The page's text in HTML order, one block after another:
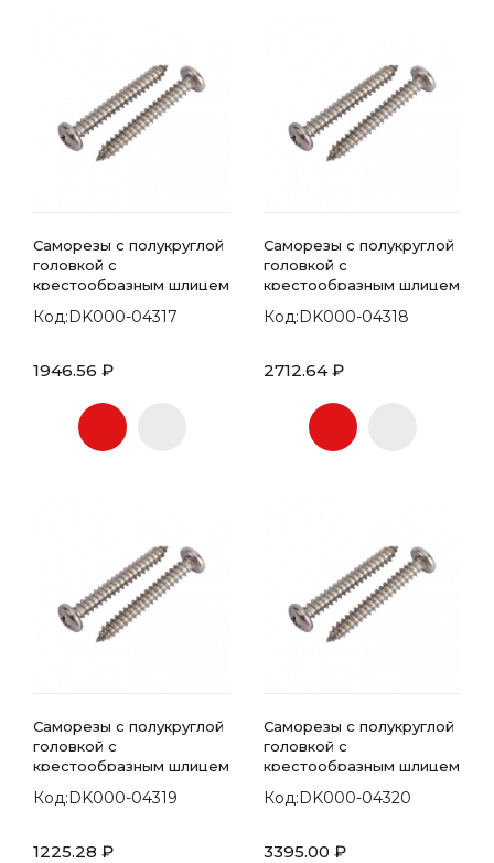
Саморезы с полукруглой
головкой с
крестообразным шлицем
Код:DK000-04317
1946.56 ₽
Саморезы с полукруглой
головкой с
крестообразным шлицем
Код:DK000-04318
2712.64 ₽
Саморезы с полукруглой
головкой с
крестообразным шлицем
Код:DK000-04319
1225.28 ₽
Саморезы с полукруглой
головкой с
крестообразным шлицем
Код:DK000-04320
3395.00 ₽